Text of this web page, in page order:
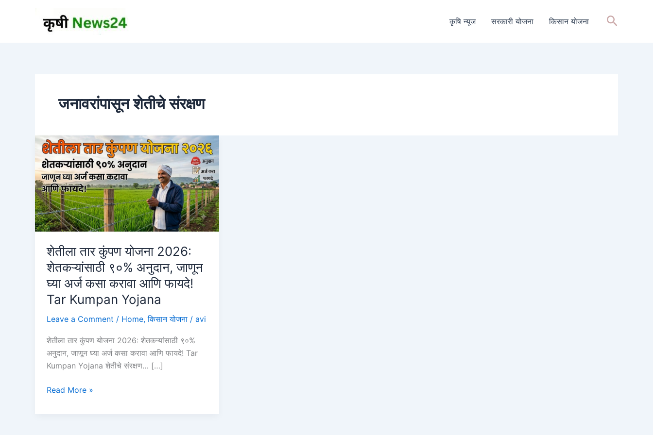
कृषि न्यूज सरकारी योजना किसान योजना Search
जनावरांपासून शेतीचे संरक्षण
शेतीला तार कुंपण योजना 2026:
शेतकऱ्यांसाठी ९०% अनुदान, जाणून
घ्या अर्ज कसा करावा आणि फायदे!
Tar Kumpan Yojana
Leave a Comment / Home,किसान योजना / avi
शेतीला तार कुंपण योजना 2026: शेतकऱ्यांसाठी ९०%
अनुदान, जाणून घ्या अर्ज कसा करावा आणि फायदे! Tar
Kumpan Yojana शेतीचे संरक्षण… […]
शेतीला
Read More »